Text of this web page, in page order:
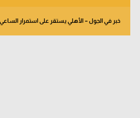
خبر في الجول – الأهلي يستقر على استمرار